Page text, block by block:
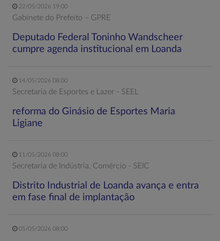
22/05/2026 19:00
Gabinete do Prefeito – GPRE
Deputado Federal Toninho Wandscheer
cumpre agenda institucional em Loanda
14/05/2026 08:00
Secretaria de Esportes e Lazer - SEEL
reforma do Ginásio de Esportes Maria
Ligiane
11/05/2026 08:00
Secretaria de Indústria, Comércio - SEIC
Distrito Industrial de Loanda avança e entra
em fase final de implantação
05/05/2026 08:00